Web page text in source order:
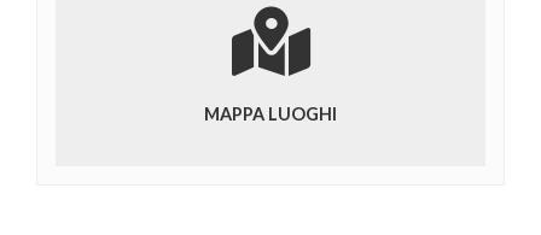
MAPPA LUOGHI